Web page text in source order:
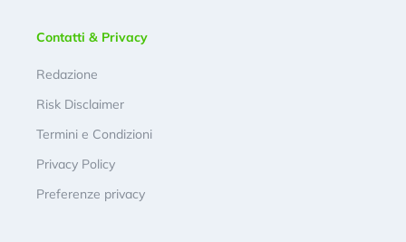
Contatti & Privacy
Redazione
Risk Disclaimer
Termini e Condizioni
Privacy Policy
Preferenze privacy